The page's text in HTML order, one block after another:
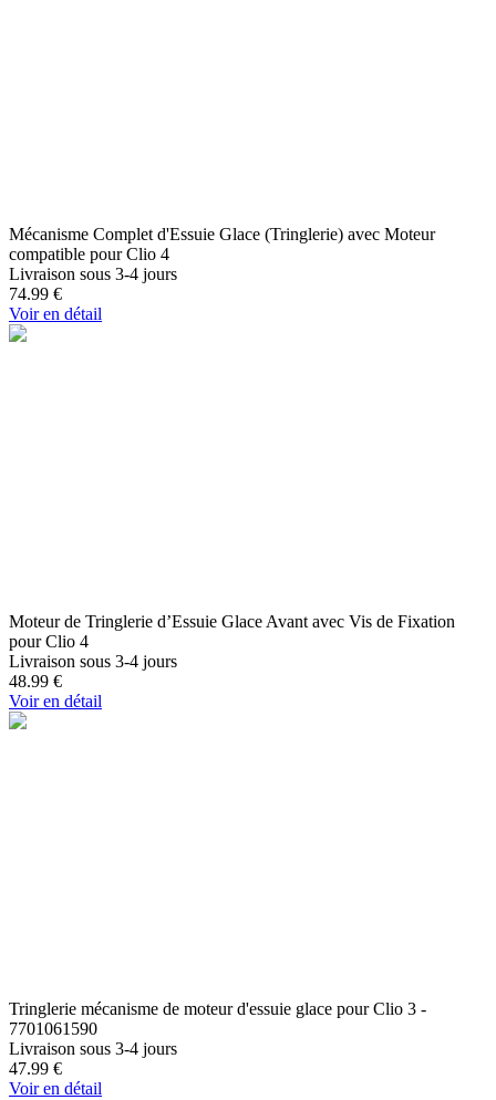
Mécanisme Complet d'Essuie Glace (Tringlerie) avec Moteur
compatible pour Clio 4
Livraison sous 3-4 jours
74.99 €
Voir en détail
Moteur de Tringlerie d’Essuie Glace Avant avec Vis de Fixation
pour Clio 4
Livraison sous 3-4 jours
48.99 €
Voir en détail
Tringlerie mécanisme de moteur d'essuie glace pour Clio 3 -
7701061590
Livraison sous 3-4 jours
47.99 €
Voir en détail